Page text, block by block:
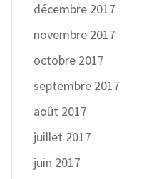
décembre 2017
novembre 2017
octobre 2017
septembre 2017
août 2017
juillet 2017
juin 2017